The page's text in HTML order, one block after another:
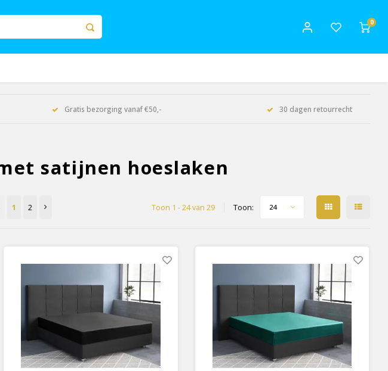
0
Gratis bezorging vanaf €50,- 30 dagen retourrecht
satijnen hoeslaken
1 2 Toon 1 - 24 van 29 Toon: 24